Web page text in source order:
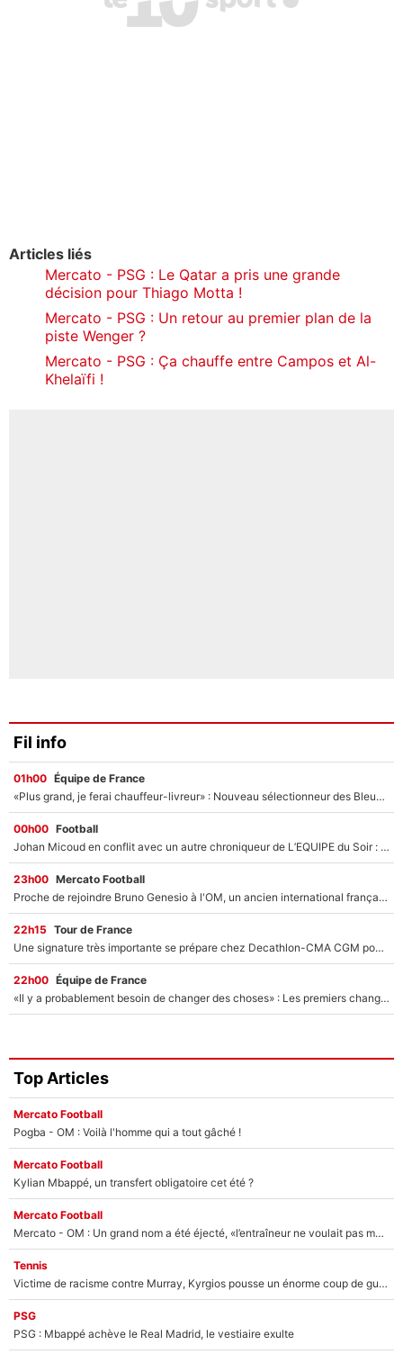
Articles liés
Mercato - PSG : Le Qatar a pris une grande
décision pour Thiago Motta !
Mercato - PSG : Un retour au premier plan de la
piste Wenger ?
Mercato - PSG : Ça chauffe entre Campos et Al-
Khelaïfi !
Fil info
01h00 Équipe de France
«Plus grand, je ferai chauffeur-livreur» : Nouveau sélectionneur des Bleus, Zinédine Zidane s’était imaginé un avenir très différent lorsqu'il était enfant
00h00 Football
Johan Micoud en conflit avec un autre chroniqueur de L’EQUIPE du Soir : «Pendant un moment, je ne les ai pas remis ensemble dans l'émission»
23h00 Mercato Football
Proche de rejoindre Bruno Genesio à l'OM, un ancien international français va finalement débarquer... sur RMC !
22h15 Tour de France
Une signature très importante se prépare chez Decathlon-CMA CGM pour aider Paul Seixas à gagner le Tour de France 2027
22h00 Équipe de France
«Il y a probablement besoin de changer des choses» : Les premiers changements de Zinedine Zidane en équipe de France sont révélés ?
Top Articles
Mercato Football
Pogba - OM : Voilà l'homme qui a tout gâché !
Mercato Football
Kylian Mbappé, un transfert obligatoire cet été ?
Mercato Football
Mercato - OM : Un grand nom a été éjecté, «l’entraîneur ne voulait pas me conserver»
Tennis
Victime de racisme contre Murray, Kyrgios pousse un énorme coup de gueule !
PSG
PSG : Mbappé achève le Real Madrid, le vestiaire exulte